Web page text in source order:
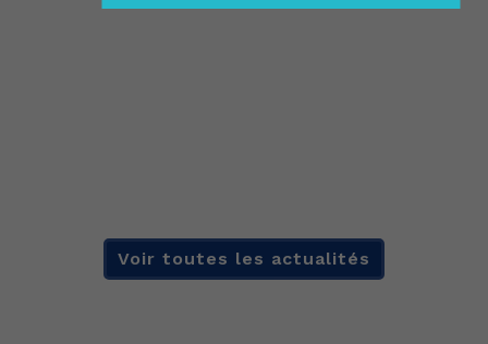
Voir toutes les actualités